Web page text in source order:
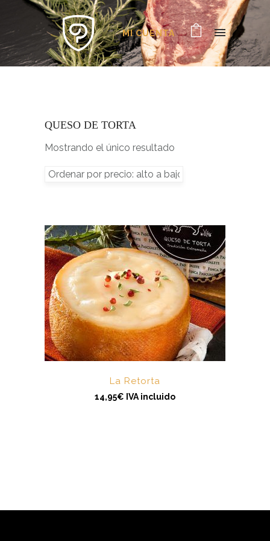
MI CUENTA
QUESO DE TORTA
Mostrando el único resultado
La Retorta
14,95€ IVA incluido